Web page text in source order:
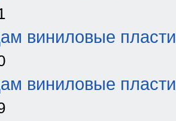
виниловые
виниловые